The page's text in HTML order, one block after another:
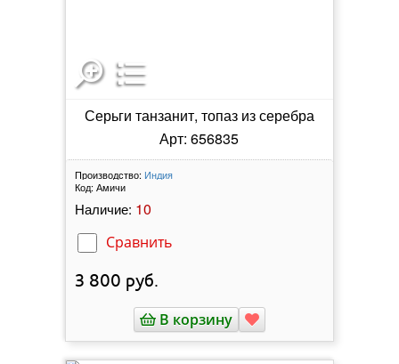
Серьги танзанит, топаз из серебра
Арт: 656835
Производство: Индия
Код: Амичи
Наличие: 10
Сравнить
3 800 руб.
В корзину